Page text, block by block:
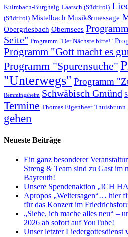
Kulmbach-Burghaig Laatsch (Südtirol)
(Südtirol) Mistelbach Musik&message
Obergriesbach Obernsees
Seite" Programm "Der Nächste bitte!"
Programm "Gott macht es
Programm "Spurensuche"
"Unterwegs" Programm
Remmingsheim Schwäbisch Gmünd
Termine Thomas Eigenheer Thuisbrunn
gehen
Neueste Beiträge
Ein ganz besonderer
Streng & Team sind zu Gast im
Bayreuth!
Unsere Spendenaktion „ICH
Apropos „Weitersagen“… hier
für das Konzert im
„Siehe, ich mache alles neu“ –
2026 ab sofort auf YouTube!
Unser letzter Liedergottesdienst